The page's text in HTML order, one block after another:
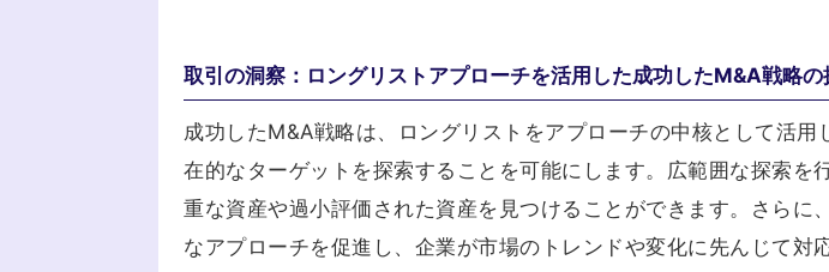
取引の洞察：ロングリストアプローチを活用した成功したM&A戦略の
成功したM&A戦略は、ロングリストをアプローチの中核として活
在的なターゲットを探索することを可能にします。広範囲な探索を
重な資産や過小評価された資産を見つけることができます。さらに
なアプローチを促進し、企業が市場のトレンドや変化に先んじて対